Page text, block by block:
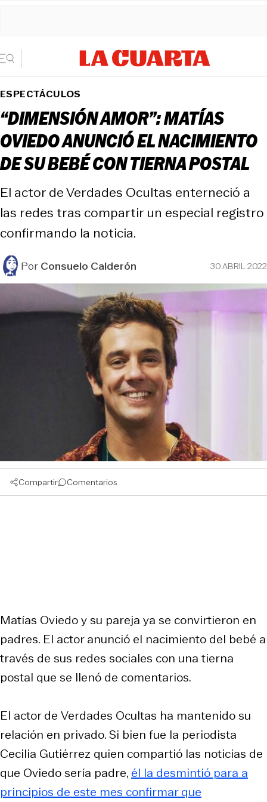
ESPECTÁCULOS
“DIMENSIÓN AMOR”: MATÍAS
OVIEDO ANUNCIÓ EL NACIMIENTO
DE SU BEBÉ CON TIERNA POSTAL
El actor de Verdades Ocultas enterneció a
las redes tras compartir un especial registro
confirmando la noticia.
PorConsuelo Calderón 30 ABRIL 2022
Compartir Comentarios
Matías Oviedo y su pareja ya se convirtieron en
padres. El actor anunció el nacimiento del bebé a
través de sus redes sociales con una tierna
postal que se llenó de comentarios.
El actor de Verdades Ocultas ha mantenido su
relación en privado. Si bien fue la periodista
Cecilia Gutiérrez quien compartió las noticias de
que Oviedo sería padre, él la desmintió para a
principios de este mes confirmar que